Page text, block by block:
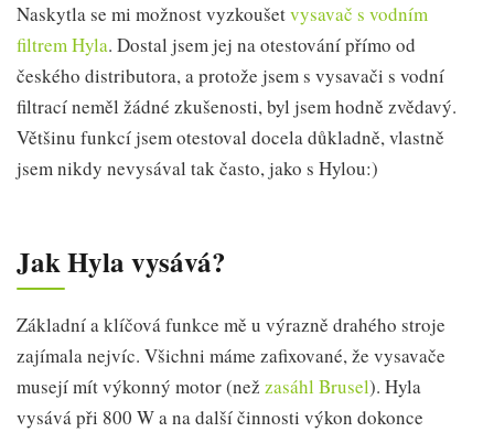
Naskytla se mi možnost vyzkoušetvysavač s vodním
filtrem Hyla. Dostal jsem jej na otestování přímo od
českého distributora, a protože jsem s vysavači s vodní
filtrací neměl žádné zkušenosti, byl jsem hodně zvědavý.
Většinu funkcí jsem otestoval docela důkladně, vlastně
jsem nikdy nevysával tak často, jako s Hylou:)
Jak Hyla vysává?
Základní a klíčová funkce mě u výrazně drahého stroje
zajímala nejvíc. Všichni máme zafixované, že vysavače
musejí mít výkonný motor (než zasáhl Brusel). Hyla
vysává při 800 W a na další činnosti výkon dokonce